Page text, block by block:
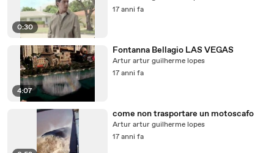
0:30
17 anni fa
4:07
Fontanna Bellagio LAS VEGAS
Artur artur guilherme lopes
17 anni fa
come non trasportare un motoscafo
Artur artur guilherme lopes
17 anni fa